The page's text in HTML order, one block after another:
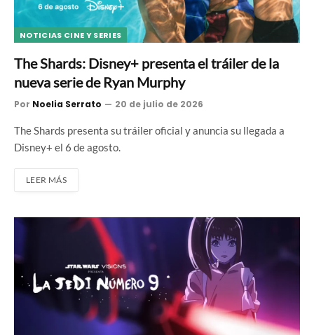
NOTICIAS CINE Y SERIES
The Shards: Disney+ presenta el tráiler de la
nueva serie de Ryan Murphy
Por Noelia Serrato 20 de julio de 2026
The Shards presenta su tráiler oficial y anuncia su llegada a
Disney+ el 6 de agosto.
LEER MÁS